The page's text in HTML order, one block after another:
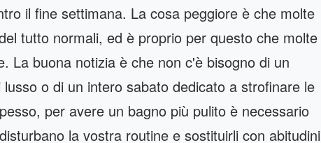
il fine settimana. La cosa peggiore è che molte
tutto normali, ed è proprio per questo che molte
La buona notizia è che non c'è bisogno di un
o di un intero sabato dedicato a strofinare le
per avere un bagno più pulito è necessario
la vostra routine e sostituirli con abitudini